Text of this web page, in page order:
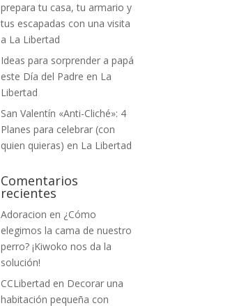
prepara tu casa, tu armario y
tus escapadas con una visita
a La Libertad
Ideas para sorprender a papá
este Día del Padre en La
Libertad
San Valentín «Anti-Cliché»: 4
Planes para celebrar (con
quien quieras) en La Libertad
Comentarios
recientes
Adoracion en ¿Cómo
elegimos la cama de nuestro
perro? ¡Kiwoko nos da la
solución!
CCLibertad en Decorar una
habitación pequeña con